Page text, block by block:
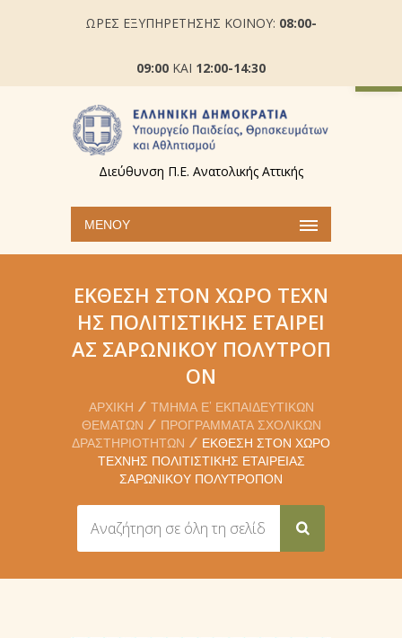
ΩΡΕΣ ΕΞΥΠΗΡΕΤΗΣΗΣ ΚΟΙΝΟΥ: 08:00-
09:00 ΚΑΙ 12:00-14:30
Διεύθυνση Π.Ε. Ανατολικής Αττικής
ΜΕΝΟΎ
ΈΚΘΕΣΗ ΣΤΟΝ ΧΏΡΟ ΤΈΧΝ
ΗΣ ΠΟΛΙΤΙΣΤΙΚΉΣ ΕΤΑΙΡΕΊ
ΑΣ ΣΑΡΩΝΙΚΟΎ ΠΟΛΥΤΡΟΠ
ΟΝ
ΑΡΧΙΚΉ
ΤΜΉΜΑ Ε’ ΕΚΠΑΙΔΕΥΤΙΚΏΝ
ΘΕΜΆΤΩΝ
ΠΡΟΓΡΆΜΜΑΤΑ ΣΧΟΛΙΚΏΝ
ΔΡΑΣΤΗΡΙΟΤΉΤΩΝ
ΈΚΘΕΣΗ ΣΤΟΝ ΧΏΡΟ
ΤΈΧΝΗΣ ΠΟΛΙΤΙΣΤΙΚΉΣ ΕΤΑΙΡΕΊΑΣ
ΣΑΡΩΝΙΚΟΎ ΠΟΛΥΤΡΟΠΟΝ